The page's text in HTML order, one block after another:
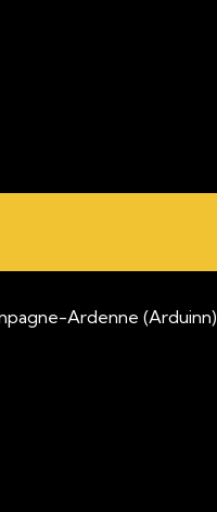
Ardenne (Arduinn)